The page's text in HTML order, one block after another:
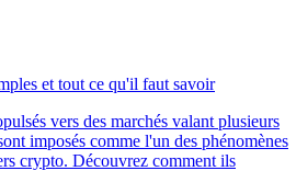
et tout ce qu'il faut savoir
vers des marchés valant plusieurs
imposés comme l'un des phénomènes
crypto. Découvrez comment ils